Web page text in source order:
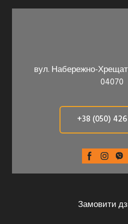
вул. Набережно-
04070
+38 (050)
Замовити